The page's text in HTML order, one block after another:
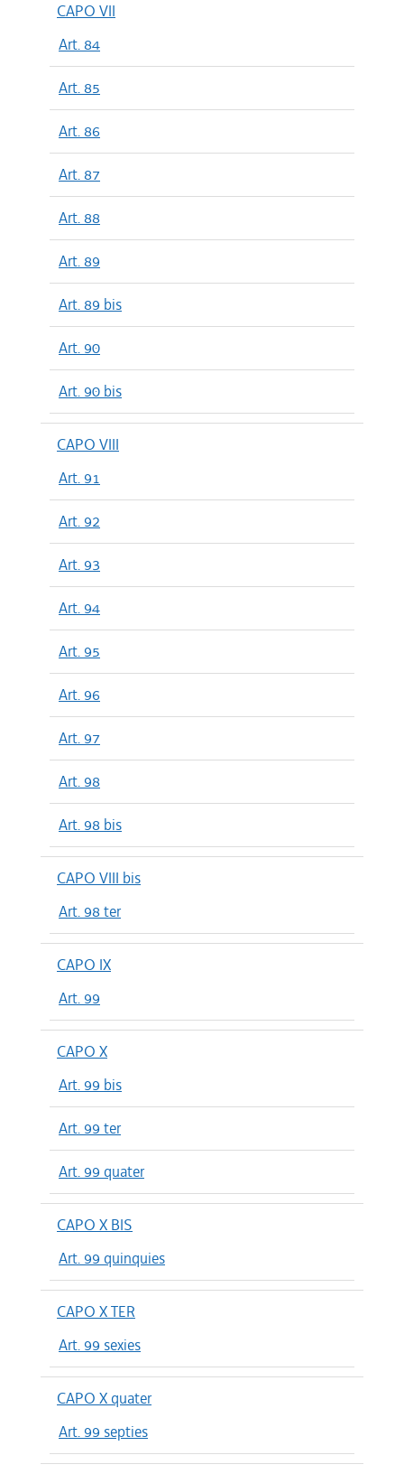
CAPO VII
Art. 84
Art. 85
Art. 86
Art. 87
Art. 88
Art. 89
Art. 89 bis
Art. 90
Art. 90 bis
CAPO VIII
Art. 91
Art. 92
Art. 93
Art. 94
Art. 95
Art. 96
Art. 97
Art. 98
Art. 98 bis
CAPO VIII bis
Art. 98 ter
CAPO IX
Art. 99
CAPO X
Art. 99 bis
Art. 99 ter
Art. 99 quater
CAPO X BIS
Art. 99 quinquies
CAPO X TER
Art. 99 sexies
CAPO X quater
Art. 99 septies